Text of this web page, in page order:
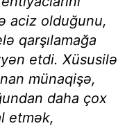
aciz olduğunu,
qarşılamağa
etdi. Xüsusilə
münaqişə,
daha çox
etmək,